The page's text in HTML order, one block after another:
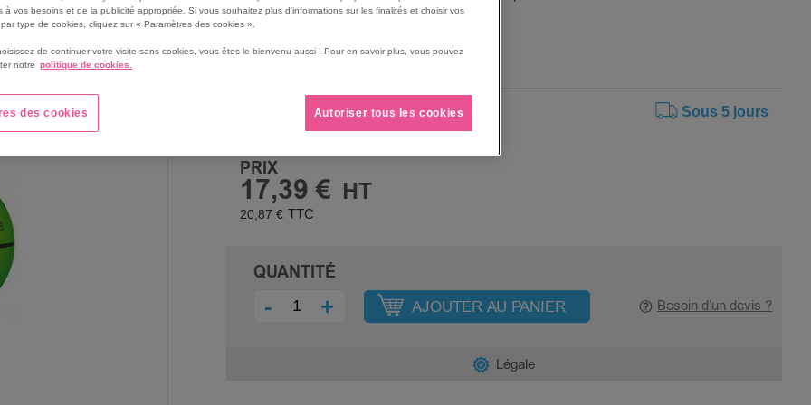
Ils sont choisis pour l’entraînement junior.
Diamètre 22 cm.
Voir le descriptif complet
Sous 5 jours
PRIX
17,39 €
20,87 €
QUANTITÉ
- + AJOUTER AU PANIER Besoin d’un devis ?
Légale
à vos besoins et de la publicité appropriée. Si vous souhaitez plus d'informations sur les finalités et choisir vos
type de cookies, cliquez sur « Paramètres des cookies ».
de continuer votre visite sans cookies, vous êtes le bienvenu aussi ! Pour en savoir plus, vous pouvez
notre politique de cookies.
des cookies Autoriser tous les cookies